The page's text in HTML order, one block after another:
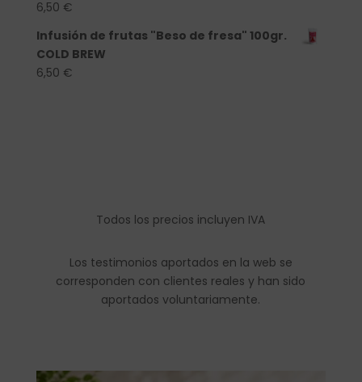
6,50 €
Infusión de frutas "Beso de fresa" 100gr.
COLD BREW
6,50 €
Todos los precios incluyen IVA
Los testimonios aportados en la web se
corresponden con clientes reales y han sido
aportados voluntariamente.